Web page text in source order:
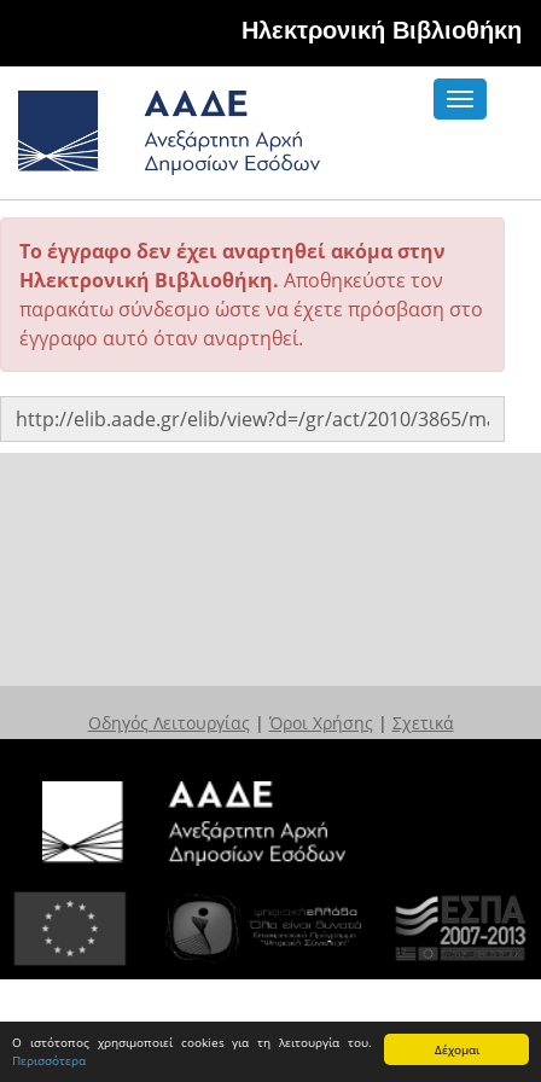
Δέχομαι
Ο ιστότοπος χρησιμοποιεί cookies για τη λειτουργία του.
Περισσότερα
Hλεκτρονική Βιβλιοθήκη
Toggle
Το έγγραφο δεν έχει αναρτηθεί ακόμα στην
Ηλεκτρονική Βιβλιοθήκη. Αποθηκεύστε τον
παρακάτω σύνδεσμο ώστε να έχετε πρόσβαση στο
έγγραφο αυτό όταν αναρτηθεί.
Οδηγός Λειτουργίας | Όροι Χρήσης | Σχετικά